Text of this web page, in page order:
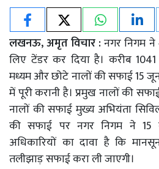
लखनऊ, अमृत विचार :नगर निगम
लिए टेंडर कर दिया है। करीब
मध्यम और छोटे नालों की सफाई 15
में पूरी करानी है। प्रमुख नालों की
नालों की सफाई मुख्य अभियंता
की सफाई पर नगर निगम ने 15
अधिकारियों का दावा है कि
तलीझाड़ सफाई करा ली जाएगी।